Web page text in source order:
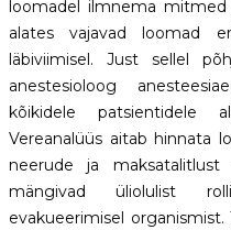
loomadel ilmnema mitmed
alates vajavad loomad
läbiviimisel. Just sellel
anestesioloog
kõikidele patsientidele
Vereanalüüs aitab hinnata
neerude ja
mängivad üliolulist
evakueerimisel